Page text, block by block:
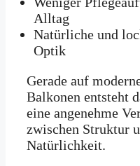
Alltag
Natürliche und
Optik
Gerade auf
Balkonen entsteht
eine angenehme
zwischen Struktur
Natürlichkeit.